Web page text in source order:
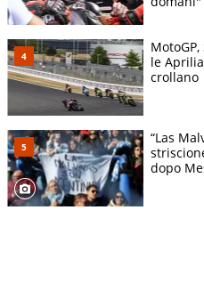
le
crollano
“Las
dopo